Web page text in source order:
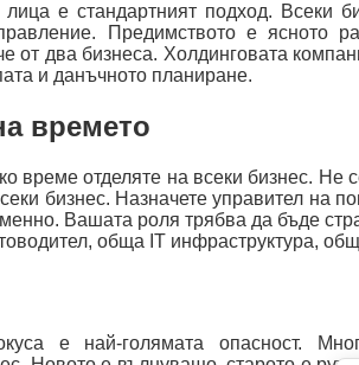
лица е стандартният подход. Всеки
Предимството е ясното
от два бизнеса. Холдинговата
и данъчното планиране.
времето
време отделяте на всеки бизнес.
бизнес. Назначете управител на
Вашата роля трябва да бъде
обща IT инфраструктура,
е най-голямата опасност.